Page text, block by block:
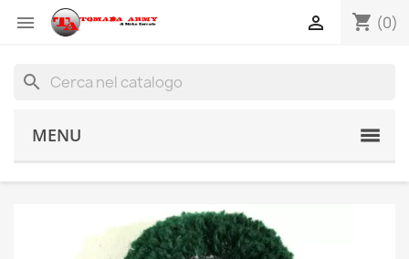
 shopping_cart (0)

search
MENU